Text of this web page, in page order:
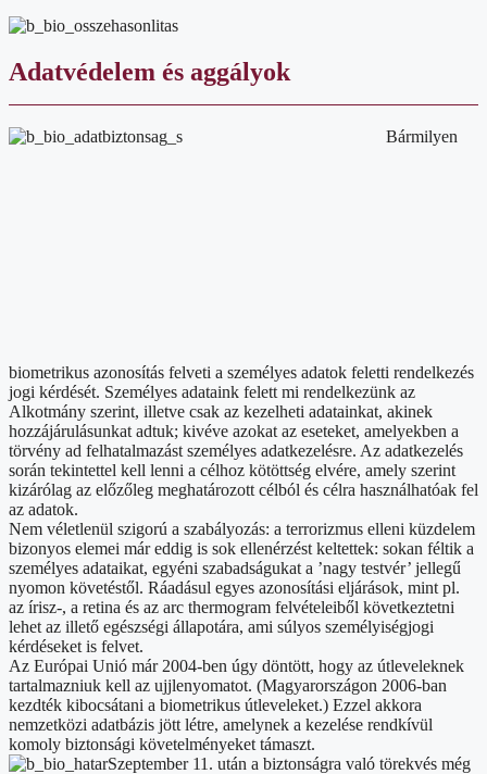
Adatvédelem és aggályok
Bármilyen
biometrikus azonosítás felveti a személyes adatok feletti rendelkezés
jogi kérdését. Személyes adataink felett mi rendelkezünk az
Alkotmány szerint, illetve csak az kezelheti adatainkat, akinek
hozzájárulásunkat adtuk; kivéve azokat az eseteket, amelyekben a
törvény ad felhatalmazást személyes adatkezelésre. Az adatkezelés
során tekintettel kell lenni a célhoz kötöttség elvére, amely szerint
kizárólag az előzőleg meghatározott célból és célra használhatóak fel
az adatok.
Nem véletlenül szigorú a szabályozás: a terrorizmus elleni küzdelem
bizonyos elemei már eddig is sok ellenérzést keltettek: sokan féltik a
személyes adataikat, egyéni szabadságukat a ’nagy testvér’ jellegű
nyomon követéstől. Ráadásul egyes azonosítási eljárások, mint pl.
az írisz-, a retina és az arc thermogram felvételeiből következtetni
lehet az illető egészségi állapotára, ami súlyos személyiségjogi
kérdéseket is felvet.
Az Európai Unió már 2004-ben úgy döntött, hogy az útleveleknek
tartalmazniuk kell az ujjlenyomatot. (Magyarországon 2006-ban
kezdték kibocsátani a biometrikus útleveleket.) Ezzel akkora
nemzetközi adatbázis jött létre, amelynek a kezelése rendkívül
komoly biztonsági követelményeket támaszt.
Szeptember 11. után a biztonságra való törekvés még